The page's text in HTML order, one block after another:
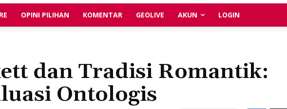
OPINI PILIHAN KOMENTAR GEOLIVE AKUN LOGIN
dan Tradisi Romantik:
Ontologis